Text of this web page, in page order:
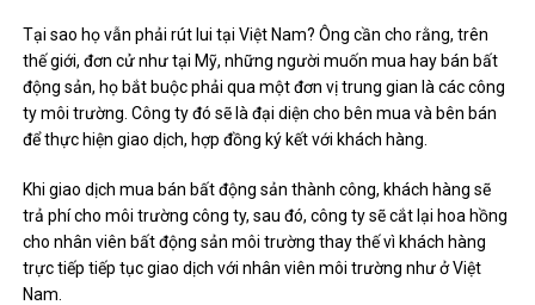
Tại sao họ vẫn phải rút lui tại Việt Nam? Ông cần cho rằng, trên
thế giới, đơn cử như tại Mỹ, những người muốn mua hay bán bất
động sản, họ bắt buộc phải qua một đơn vị trung gian là các công
ty môi trường. Công ty đó sẽ là đại diện cho bên mua và bên bán
để thực hiện giao dịch, hợp đồng ký kết với khách hàng.
Khi giao dịch mua bán bất động sản thành công, khách hàng sẽ
trả phí cho môi trường công ty, sau đó, công ty sẽ cắt lại hoa hồng
cho nhân viên bất động sản môi trường thay thế vì khách hàng
trực tiếp tiếp tục giao dịch với nhân viên môi trường như ở Việt
Nam.